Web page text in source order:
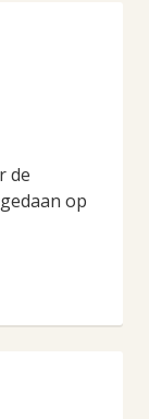
de
op